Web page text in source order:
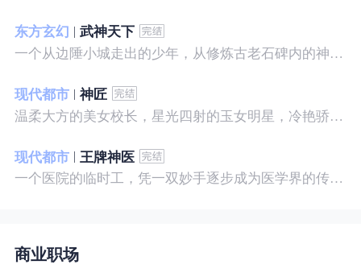
东方玄幻
武神天下
一个从边陲小城走出的少年，从修炼古老石碑内的神秘一式开始，一路高歌狂飙，打造一片属于自己的天下……
现代都市
神匠
温柔大方的美女校长，星光四射的玉女明星，冷艳骄傲的美女特工，一个二个，全都跑来，撒娇撒赖的要他做她们的私房保镖，这是为什么呢？
现代都市
王牌神医
一个医院的临时工，凭一双妙手逐步成为医学界的传奇！ 一个社会底层的小人物，靠一腔热血成为人世间的枭王！ 当佛已经无能为力，便由我来普渡众生——杨风。
商业职场